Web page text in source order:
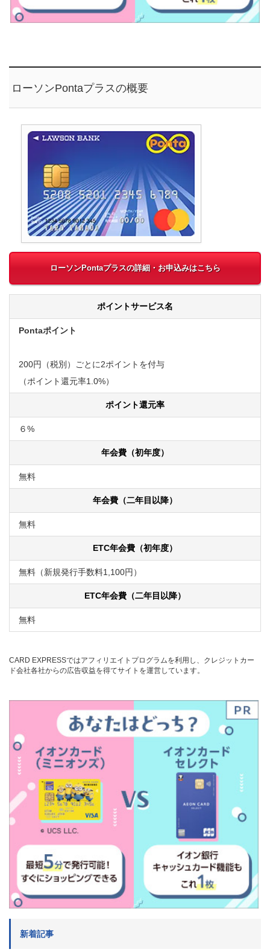
ローソンPontaプラスの概要
ローソンPontaプラスの詳細・お申込みはこちら
ポイントサービス名
Pontaポイント
200円（税別）ごとに2ポイントを付与
（ポイント還元率1.0%）
ポイント還元率
６%
年会費（初年度）
無料
年会費（二年目以降）
無料
ETC年会費（初年度）
無料（新規発行手数料1,100円）
ETC年会費（二年目以降）
無料
CARD EXPRESSではアフィリエイトプログラムを利用し、クレジットカー
ド会社各社からの広告収益を得てサイトを運営しています。
新着記事